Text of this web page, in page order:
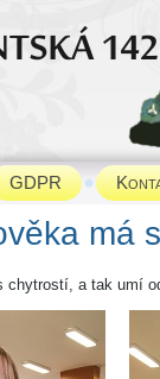
GDPR
má
a tak umí